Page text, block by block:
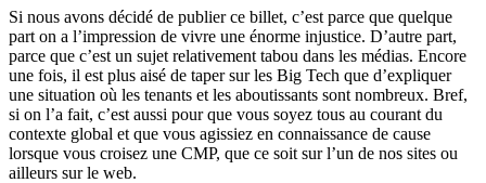
Si nous avons décidé de publier ce billet, c’est parce que quelque
part on a l’impression de vivre une énorme injustice. D’autre part,
parce que c’est un sujet relativement tabou dans les médias. Encore
une fois, il est plus aisé de taper sur les Big Tech que d’expliquer
une situation où les tenants et les aboutissants sont nombreux. Bref,
si on l’a fait, c’est aussi pour que vous soyez tous au courant du
contexte global et que vous agissiez en connaissance de cause
lorsque vous croisez une CMP, que ce soit sur l’un de nos sites ou
ailleurs sur le web.